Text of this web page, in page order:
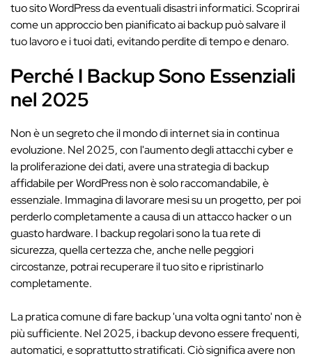
tuo sito WordPress da eventuali disastri informatici. Scoprirai
come un approccio ben pianificato ai backup può salvare il
tuo lavoro e i tuoi dati, evitando perdite di tempo e denaro.
Perché I Backup Sono Essenziali
nel 2025
Non è un segreto che il mondo di internet sia in continua
evoluzione. Nel 2025, con l'aumento degli attacchi cyber e
la proliferazione dei dati, avere una strategia di backup
affidabile per WordPress non è solo raccomandabile, è
essenziale. Immagina di lavorare mesi su un progetto, per poi
perderlo completamente a causa di un attacco hacker o un
guasto hardware. I backup regolari sono la tua rete di
sicurezza, quella certezza che, anche nelle peggiori
circostanze, potrai recuperare il tuo sito e ripristinarlo
completamente.
La pratica comune di fare backup 'una volta ogni tanto' non è
più sufficiente. Nel 2025, i backup devono essere frequenti,
automatici, e soprattutto stratificati. Ciò significa avere non